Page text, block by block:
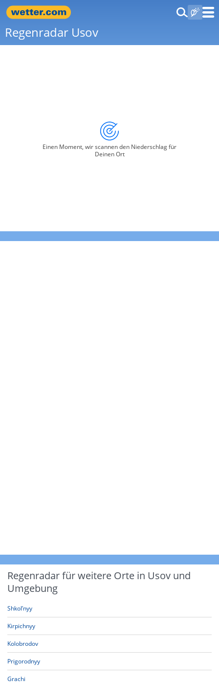
Regenradar Usov
Einen Moment, wir scannen den Niederschlag für
Deinen Ort
Regenradar für weitere Orte in Usov und
Umgebung
Shkol’nyy
Kirpichnyy
Kolobrodov
Prigorodnyy
Grachi